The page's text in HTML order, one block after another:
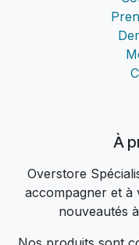
À
Overstore
accompagner et
nouveautés